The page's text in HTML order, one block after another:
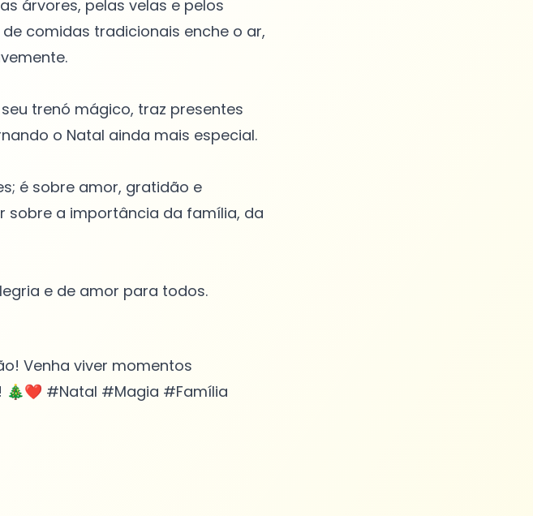
árvores, pelas velas e pelos
comidas tradicionais enche o ar,
trenó mágico, traz presentes
o Natal ainda mais especial.
é sobre amor, gratidão e
sobre a importância da família, da
Que o Natal seja uma época de paz, de alegria e de amor para todos.
Venha viver momentos
🎄❤️ #Natal #Magia #Família